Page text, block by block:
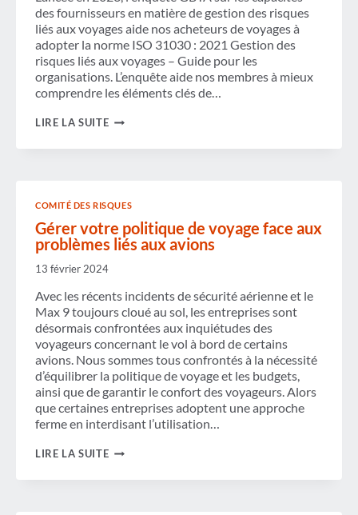
des fournisseurs en matière de gestion des risques
liés aux voyages aide nos acheteurs de voyages à
adopter la norme ISO 31030 : 2021 Gestion des
risques liés aux voyages – Guide pour les
organisations. L’enquête aide nos membres à mieux
comprendre les éléments clés de…
LIRE LA SUITEAMÉLIOREZ
VOYAGES
VOTRE
ORGANISATION
AUX
DE
L'ENQUÊTE
AUPRÈS
DES
FOURNISSEURS
GBTA
TRM
COMITÉ DES RISQUES
Gérer votre politique de voyage face aux
problèmes liés aux avions
13 février 2024
Avec les récents incidents de sécurité aérienne et le
Max 9 toujours cloué au sol, les entreprises sont
désormais confrontées aux inquiétudes des
voyageurs concernant le vol à bord de certains
avions. Nous sommes tous confrontés à la nécessité
d’équilibrer la politique de voyage et les budgets,
ainsi que de garantir le confort des voyageurs. Alors
que certaines entreprises adoptent une approche
ferme en interdisant l’utilisation…
LIRE LA SUITEGÉRER